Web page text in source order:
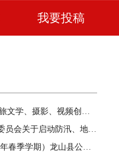
我要投稿
“大灵养心·大安养生”文旅文学、摄影、视频创作征集活动公告
龙山县应急和安全生产委员会关于启动防汛、地质灾害、自然灾害救助三级应急响应的通知
（2026年秋季学期-2027年春季学期）龙山县公办学校学生食堂食材采购供应商遴选结果公告